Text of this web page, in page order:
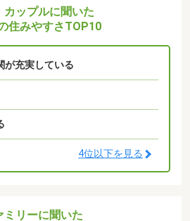
カップルに聞いた
住みやすさTOP10
が充実している
4位以下を見る
ミリーに聞いた